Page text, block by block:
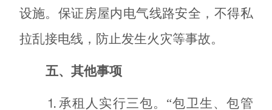
设施。保证房屋内电气线路安全，不得私
拉乱接电线，防止发生火灾等事故。
五、其他事项
⒈承租人实行三包。“包卫生、包管